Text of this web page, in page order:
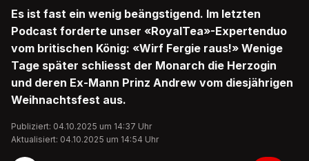
Es ist fast ein wenig beängstigend. Im letzten
Podcast forderte unser «RoyalTea»-Expertenduo
vom britischen König: «Wirf Fergie raus!» Wenige
Tage später schliesst der Monarch die Herzogin
und deren Ex-Mann Prinz Andrew vom diesjährigen
Weihnachtsfest aus.
Publiziert: 04.10.2025 um 14:37 Uhr
Aktualisiert: 04.10.2025 um 14:54 Uhr